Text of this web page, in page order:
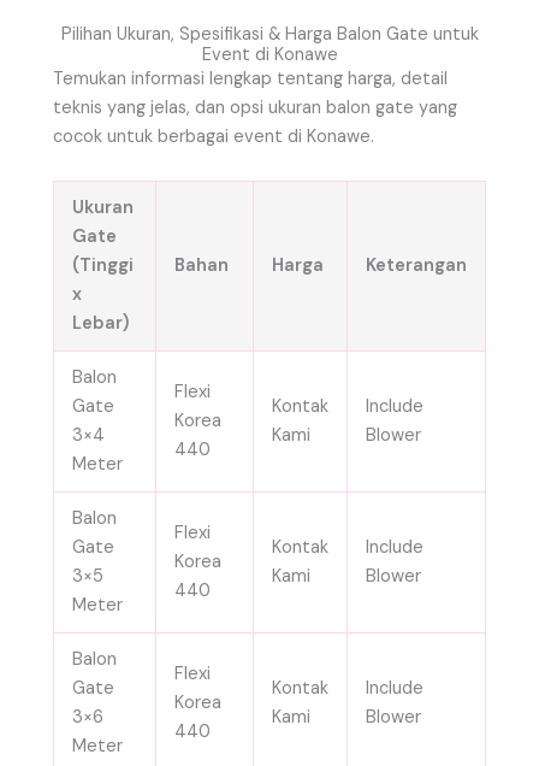
Pilihan Ukuran, Spesifikasi & Harga Balon Gate untuk
Event di Konawe
Temukan informasi lengkap tentang harga, detail
teknis yang jelas, dan opsi ukuran balon gate yang
cocok untuk berbagai event di Konawe.
Ukuran
Gate
(Tinggi
x
Lebar)
Bahan Harga Keterangan
Balon
Gate
3×4
Meter
Flexi
Korea
440
Kontak
Kami
Include
Blower
Balon
Gate
3×5
Meter
Flexi
Korea
440
Kontak
Kami
Include
Blower
Balon
Gate
3×6
Meter
Flexi
Korea
440
Kontak
Kami
Include
Blower